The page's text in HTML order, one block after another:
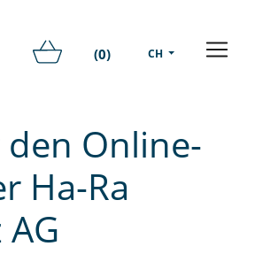
(0) CH
Online-
Ha-Ra